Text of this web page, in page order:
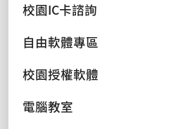
校園IC卡諮詢
自由軟體專區
校園授權軟體
電腦教室